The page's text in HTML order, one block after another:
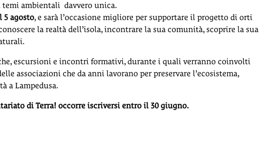
ambientali davvero unica.
5 agosto, e sarà l’occasione migliore per supportare il progetto di orti
la realtà dell’isola, incontrare la sua comunità, scoprire la sua
escursioni e incontri formativi, durante i quali verranno coinvolti
associazioni che da anni lavorano per preservare l’ecosistema,
a Lampedusa.
di Terra! occorre iscriversi entro il 30 giugno.